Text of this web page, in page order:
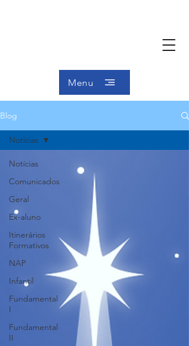
Menu
Blog
Notícias
Comunicados
Geral
Ex-aluno
Itinerários
Formativos
NAP
Infantil
Fundamental
I
Fundamental
II
Notícias